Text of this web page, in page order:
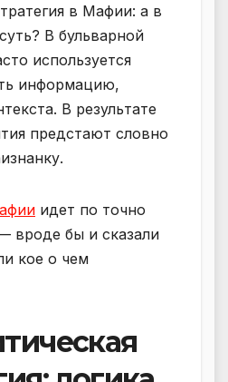
в Мафии: а в
В бульварной
используется
информацию,
В результате
предстают словно
идет по точно
вроде бы и сказали
кое о чем